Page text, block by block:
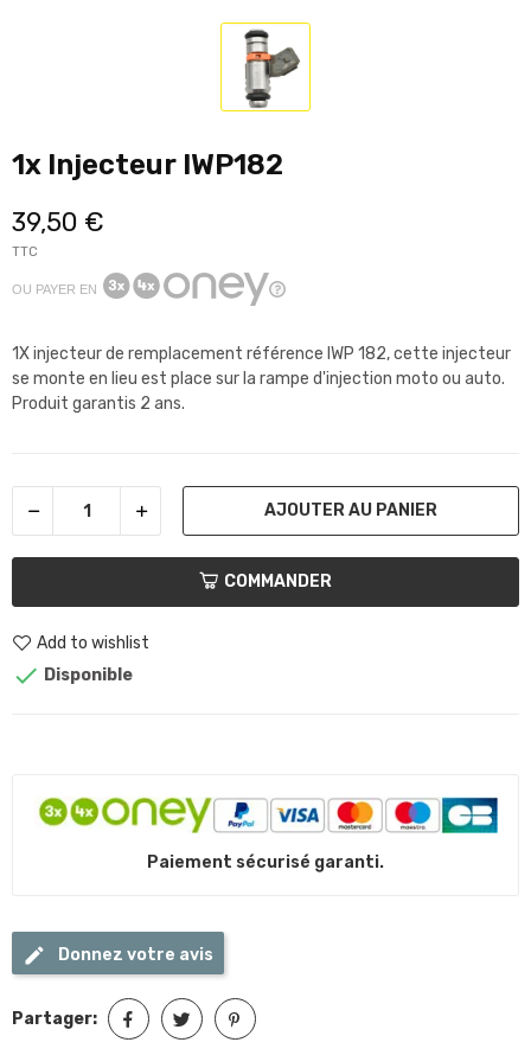
1x Injecteur IWP182
39,50 €
TTC
OU PAYER EN
1X injecteur de remplacement référence IWP 182, cette injecteur
se monte en lieu est place sur la rampe d'injection moto ou auto.
Produit garantis 2 ans.
AJOUTER AU PANIER
COMMANDER
Add to wishlist
 Disponible
Paiement sécurisé garanti.
Donnez votre avis
Partager: